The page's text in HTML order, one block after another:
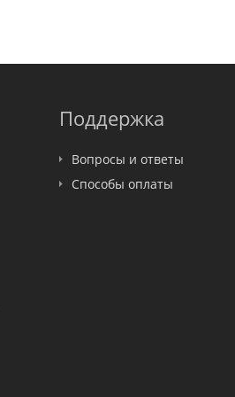
Поддержка
Вопросы и ответы
Способы оплаты